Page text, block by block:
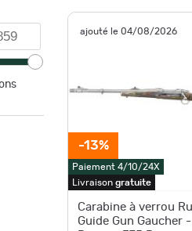
ajouté le 04/08/2026
-13%
Paiement 4/10/24X
Livraison gratuite
Carabine à verrou
Guide Gun Gaucher